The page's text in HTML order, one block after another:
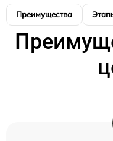
Преимущества